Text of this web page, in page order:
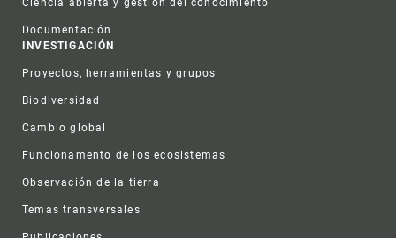
Ciencia abierta y gestión del conocimiento
Documentación
INVESTIGACIÓN
Proyectos, herramientas y grupos
Biodiversidad
Cambio global
Funcionamento de los ecosistemas
Observación de la tierra
Temas transversales